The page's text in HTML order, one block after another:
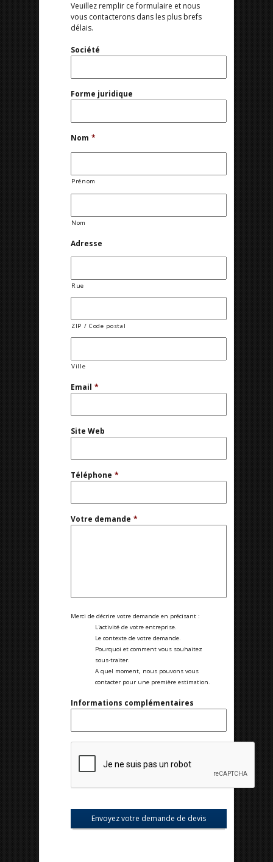
Veuillez remplir ce formulaire et nous
vous contacterons dans les plus brefs
délais.
Société
Forme juridique
Nom *
Prénom
Nom
Adresse
Rue
ZIP / Code postal
Ville
Email *
Site Web
Téléphone *
Votre demande *
Merci de décrire votre demande en précisant :
L'activité de votre entreprise.
Le contexte de votre demande.
Pourquoi et comment vous souhaitez
sous-traiter.
A quel moment, nous pouvons vous
contacter pour une première estimation.
Informations complémentaires